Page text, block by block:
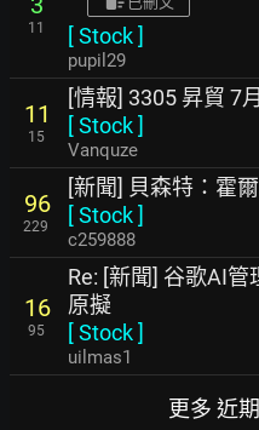
11 [Stock]
pupil29
11
15
[情報] 3305 昇貿 7
[Stock]
Vanquze
96
229
[新聞] 貝森特：霍
[Stock]
c259888
16
95
Re: [新聞] 谷歌AI
原擬
[Stock]
uilmas1
更多 近